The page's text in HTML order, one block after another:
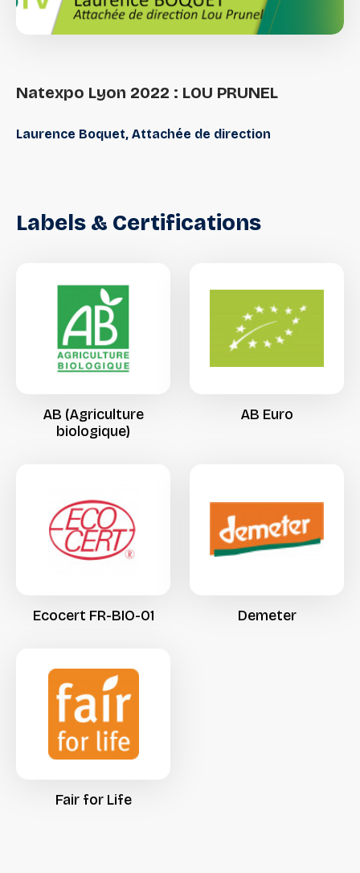
Natexpo Lyon 2022 : LOU PRUNEL
Laurence Boquet, Attachée de direction
Labels & Certifications
AB (Agriculture
biologique)
AB Euro
Ecocert FR-BIO-01 Demeter
Fair for Life